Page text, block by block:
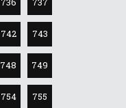
742 743
748 749
754 755